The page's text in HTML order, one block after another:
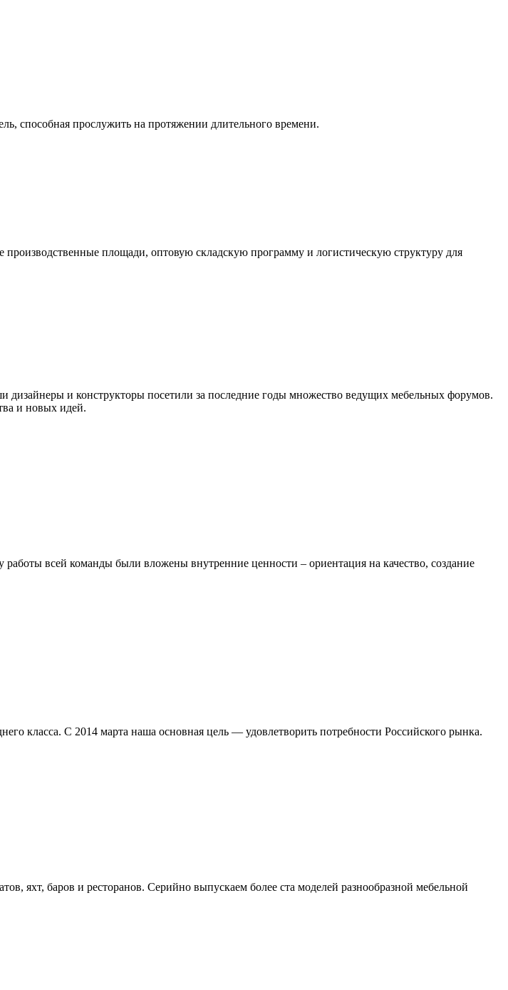
способная прослужить на протяжении длительного времени.
площади, оптовую складскую программу и логистическую структуру для
и конструкторы посетили за последние годы множество ведущих мебельных форумов.
и новых идей.
всей команды были вложены внутренние ценности – ориентация на качество, создание
класса. С 2014 марта наша основная цель — удовлетворить потребности Российского рынка.
яхт, баров и ресторанов. Серийно выпускаем более ста моделей разнообразной мебельной